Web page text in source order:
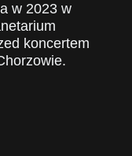
w 2023 w
koncertem